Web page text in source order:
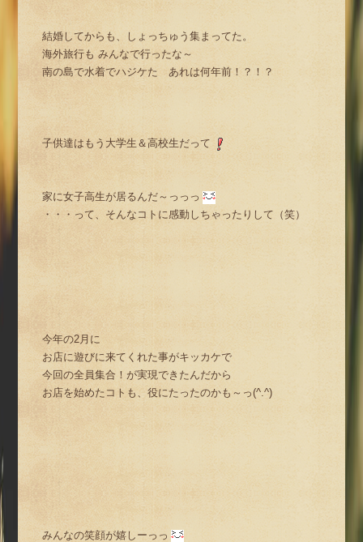
結婚してからも、しょっちゅう集まってた。
海外旅行も みんなで行ったな～
南の島で水着でハジケた あれは何年前！？！？
子供達はもう大学生＆高校生だって
家に女子高生が居るんだ～っっっ
・・・って、そんなコトに感動しちゃったりして（笑）
今年の2月に
お店に遊びに来てくれた事がキッカケで
今回の全員集合！が実現できたんだから
お店を始めたコトも、役にたったのかも～っ(^.^)
みんなの笑顔が嬉しーっっ